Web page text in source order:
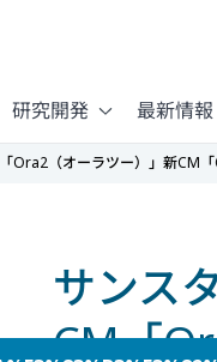
研究開発 最新情報
Ora2（オーラツー）」新CM
サンス
CM「